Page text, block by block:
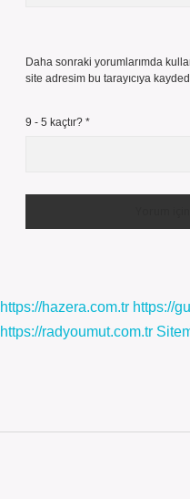
Daha sonraki yorumlarımda
site adresim bu tarayıcıya
9 - 5 kaçtır? *
https://hazera.com.tr https://
https://radyoumut.com.tr